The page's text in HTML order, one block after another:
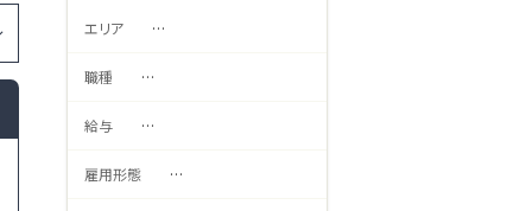
エリア …
職種 …
給与 …
雇用形態 …